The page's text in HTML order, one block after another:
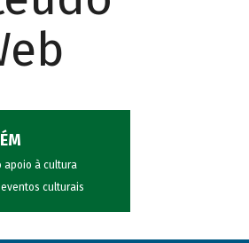
apoio à cultura
culturais